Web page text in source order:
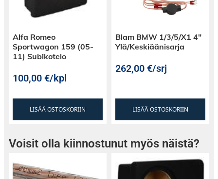
Alfa Romeo
Sportwagon 159 (05-
11) Subikotelo
100,00€/kpl
LISÄÄ OSTOSKORIIN
Blam BMW 1/3/5/X1 4″
Ylä/Keskiäänisarja
262,00€/srj
LISÄÄ OSTOSKORIIN
Voisit olla kiinnostunut myös näistä?